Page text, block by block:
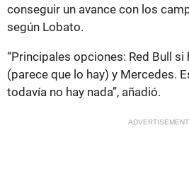
conseguir un avance con los
según Lobato.
“Principales opciones: Red Bull
(parece que lo hay) y Mercedes.
todavía no hay nada”, añadió.
ADVERTISEMENT